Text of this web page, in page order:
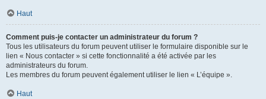
Haut
Comment puis-je contacter un administrateur du forum ?
Tous les utilisateurs du forum peuvent utiliser le formulaire disponible sur le
lien « Nous contacter » si cette fonctionnalité a été activée par les
administrateurs du forum.
Les membres du forum peuvent également utiliser le lien « L’équipe ».
Haut